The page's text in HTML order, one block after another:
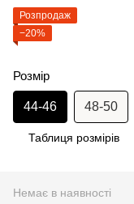
Розпродаж
−20%
Розмір
44-46 48-50
Таблиця розмірів
Немає в наявності